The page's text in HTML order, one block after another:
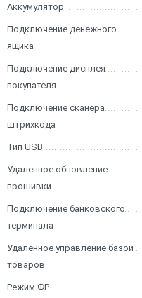
Аккумулятор
Подключение денежного
ящика
Подключение дисплея
покупателя
Подключение сканера
штрихкода
Тип USB
Удаленное обновление
прошивки
Подключение банковского
терминала
Удаленное управление базой
товаров
Режим ФР